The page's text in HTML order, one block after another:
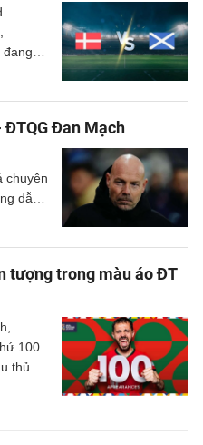
đang
Đan Mạch
chuyên
dẫn
tượng trong màu áo ĐT
100
thủ
tích